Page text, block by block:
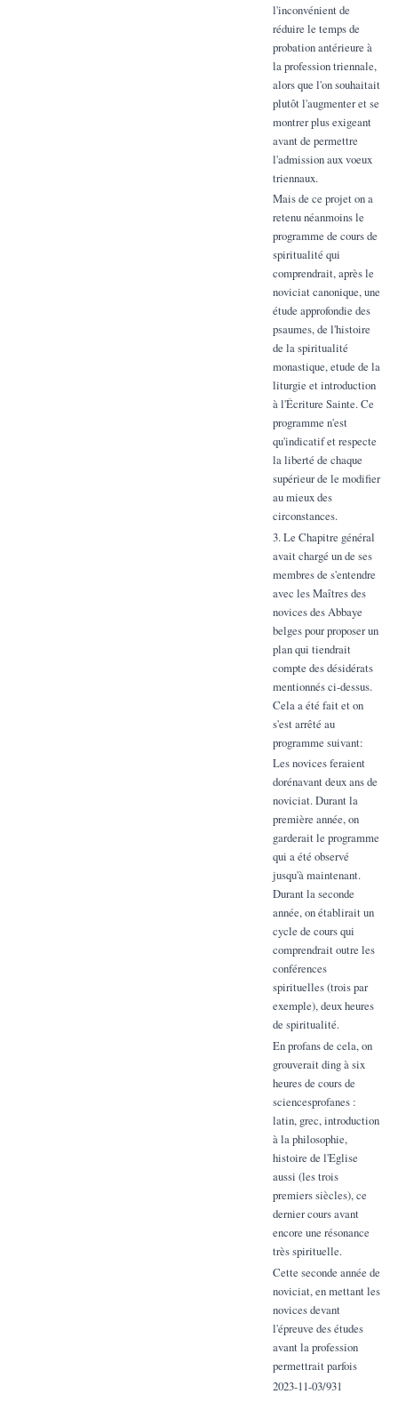
l'inconvénient de
réduire le temps de
probation antérieure à
la profession triennale,
alors que l'on souhaitait
plutôt l'augmenter et se
montrer plus exigeant
avant de permettre
l'admission aux voeux
triennaux.
Mais de ce projet on a
retenu néanmoins le
programme de cours de
spiritualité qui
comprendrait, après le
noviciat canonique, une
étude approfondie des
psaumes, de l'histoire
de la spiritualité
monastique, etude de la
liturgie et introduction
à l'Écriture Sainte. Ce
programme n'est
qu'indicatif et respecte
la liberté de chaque
supérieur de le modifier
au mieux des
circonstances.
3. Le Chapitre général
avait chargé un de ses
membres de s'entendre
avec les Maîtres des
novices des Abbaye
belges pour proposer un
plan qui tiendrait
compte des désidérats
mentionnés ci-dessus.
Cela a été fait et on
s'est arrêté au
programme suivant:
Les novices feraient
dorénavant deux ans de
noviciat. Durant la
première année, on
garderait le programme
qui a été observé
jusqu'à maintenant.
Durant la seconde
année, on établirait un
cycle de cours qui
comprendrait outre les
conférences
spirituelles (trois par
exemple), deux heures
de spiritualité.
En profans de cela, on
grouverait ding à six
heures de cours de
sciencesprofanes :
latin, grec, introduction
à la philosophie,
histoire de l'Eglise
aussi (les trois
premiers siècles), ce
dernier cours avant
encore une résonance
très spirituelle.
Cette seconde année de
noviciat, en mettant les
novices devant
l'épreuve des études
avant la profession
permettrait parfois
2023-11-03/931